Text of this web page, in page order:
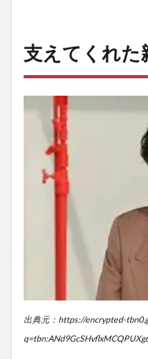
支えてくれた
出典元：https://encrypted-